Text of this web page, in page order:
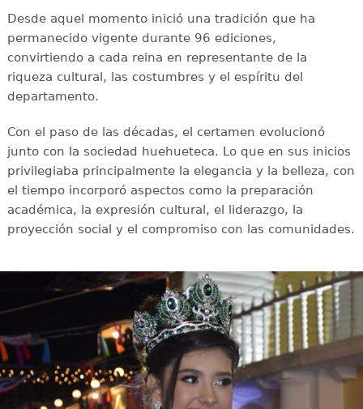
Desde aquel momento inició una tradición que ha
permanecido vigente durante 96 ediciones,
convirtiendo a cada reina en representante de la
riqueza cultural, las costumbres y el espíritu del
departamento.
Con el paso de las décadas, el certamen evolucionó
junto con la sociedad huehueteca. Lo que en sus inicios
privilegiaba principalmente la elegancia y la belleza, con
el tiempo incorporó aspectos como la preparación
académica, la expresión cultural, el liderazgo, la
proyección social y el compromiso con las comunidades.